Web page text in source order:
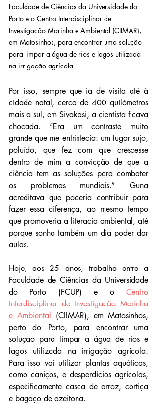
Faculdade de Ciências da Universidade do
Porto e o Centro Interdisciplinar de
Investigação Marinha e Ambiental (CIIMAR),
em Matosinhos, para encontrar uma solução
para limpar a água de rios e lagos utilizada
na irrigação agrícola
Por isso, sempre que ia de visita até à
cidade natal, cerca de 400 quilómetros
mais a sul, em Sivakasi, a cientista ficava
chocada. “Era um contraste muito
grande que me entristecia: um lugar sujo,
poluído, que fez com que crescesse
dentro de mim a convicção de que a
ciência tem as soluções para combater
os problemas mundiais.” Guna
acreditava que poderia contribuir para
fazer essa diferença, ao mesmo tempo
que promoveria a literacia ambiental, até
porque sonha também um dia poder dar
aulas.
Hoje, aos 25 anos, trabalha entre a
Faculdade de Ciências da Universidade
do Porto (FCUP) e o Centro
Interdisciplinar de Investigação Marinha
e Ambiental
(CIIMAR), em Matosinhos,
perto do Porto, para encontrar uma
solução para limpar a água de rios e
lagos utilizada na irrigação agrícola.
Para isso vai utilizar plantas aquáticas,
como caniços, e desperdícios agrícolas,
especificamente casca de arroz, cortiça
e bagaço de azeitona.